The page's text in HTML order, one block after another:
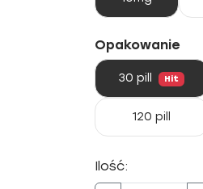
Opakowanie
30 pill Hit
120 pill
Ilość: